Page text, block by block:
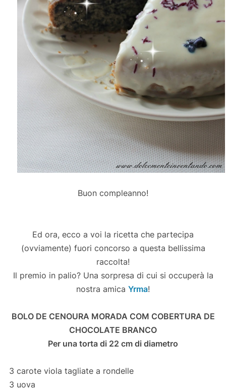
Buon compleanno!
Ed ora, ecco a voi la ricetta che partecipa
(ovviamente) fuori concorso a questa bellissima
raccolta!
Il premio in palio? Una sorpresa di cui si occuperà la
nostra amica Yrma!
BOLO DE CENOURA MORADA COM COBERTURA DE
CHOCOLATE BRANCO
Per una torta di 22 cm di diametro
3 carote viola tagliate a rondelle
3 uova